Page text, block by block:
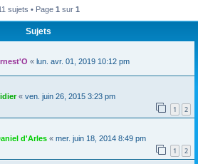
sujets • Page 1 sur 1
Sujets
« lun. avr. 01, 2019 10:12 pm
« ven. juin 26, 2015 3:23 pm
1 2
d'Arles « mer. juin 18, 2014 8:49 pm
1 2